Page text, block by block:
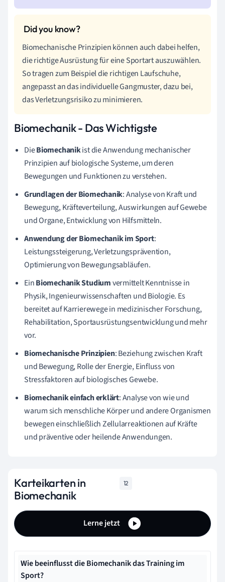
Biomechanische Prinzipien können auch dabei helfen,
die richtige Ausrüstung für eine Sportart auszuwählen.
So tragen zum Beispiel die richtigen Laufschuhe,
angepasst an das individuelle Gangmuster, dazu bei,
das Verletzungsrisiko zu minimieren.
Biomechanik - Das Wichtigste
DieBiomechanikist die Anwendung mechanischer
Prinzipien auf biologische Systeme, um deren
Bewegungen und Funktionen zu verstehen.
Grundlagen der Biomechanik: Analyse von Kraft und
Bewegung, Kräfteverteilung, Auswirkungen auf Gewebe
und Organe, Entwicklung von Hilfsmitteln.
Anwendung der Biomechanik im Sport:
Leistungssteigerung, Verletzungsprävention,
Optimierung von Bewegungsabläufen.
EinBiomechanik Studiumvermittelt Kenntnisse in
Physik, Ingenieurwissenschaften und Biologie. Es
bereitet auf Karrierewege in medizinischer Forschung,
Rehabilitation, Sportausrüstungsentwicklung und mehr
vor.
Biomechanische Prinzipien: Beziehung zwischen Kraft
und Bewegung, Rolle der Energie, Einfluss von
Stressfaktoren auf biologisches Gewebe.
Biomechanik einfach erklärt: Analyse von wie und
warum sich menschliche Körper und andere Organismen
bewegen einschließlich Zellularreaktionen auf Kräfte
und präventive oder heilende Anwendungen.
Karteikarten in
Biomechanik
12
Lerne jetzt
Wie beeinflusst die Biomechanik das Training im
Sport?